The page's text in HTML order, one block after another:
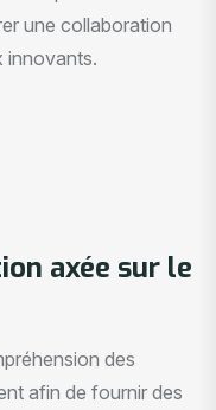
une collaboration
innovants.
axée sur le
des
afin de fournir des